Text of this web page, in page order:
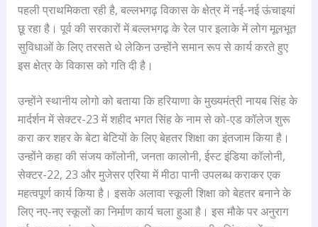
पहली प्राथमिकता रही है, बल्लभगढ़ विकास के क्षेत्र में नई-नई ऊंचाइयां
छू रहा है। पूर्व की सरकारों में बल्लभगढ़ के रेल पार इलाके में लोग मूलभूत
सुविधाओं के लिए तरसते थे लेकिन उन्होंने समान रूप से कार्य करते हुए
इस क्षेत्र के विकास को गति दी है।
उन्होंने स्थानीय लोगो को बताया कि हरियाणा के मुख्यमंत्री नायब सिंह के
मार्दर्शन में सेक्टर-23 में शहीद भगत सिंह के नाम से को-एड कॉलेज शुरू
करा कर शहर के बेटा बेटियों के लिए बेहतर शिक्षा का इंतजाम किया है।
उन्होंने कहा की संजय कॉलोनी, जनता कालोनी, ईस्ट इंडिया कॉलोनी,
सेक्टर-22, 23 और मुजेसर एरिया में मीठा पानी उपलब्ध कराकर एक
महत्वपूर्ण कार्य किया है। इसके अलावा स्कूली शिक्षा को बेहतर बनाने के
लिए नए-नए स्कूलों का निर्माण कार्य चला हुआ है। इस मौके पर अनुराग